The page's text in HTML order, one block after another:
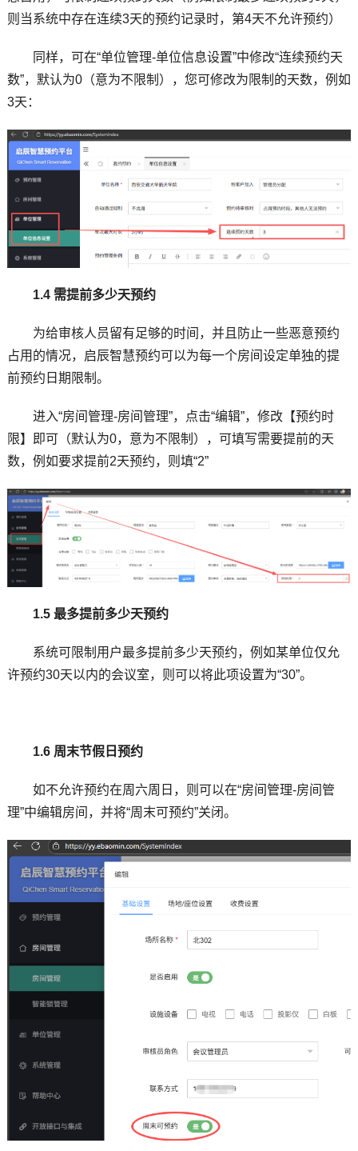
则当系统中存在连续3天的预约记录时，第4天不允许预约）
同样，可在“单位管理-单位信息设置”中修改“连续预约天
数”，默认为0（意为不限制），您可修改为限制的天数，例如
3天：
1.4 需提前多少天预约
为给审核人员留有足够的时间，并且防止一些恶意预约
占用的情况，启辰智慧预约可以为每一个房间设定单独的提
前预约日期限制。
进入“房间管理-房间管理”，点击“编辑”，修改【预约时
限】即可（默认为0，意为不限制），可填写需要提前的天
数，例如要求提前2天预约，则填“2”
1.5 最多提前多少天预约
系统可限制用户最多提前多少天预约，例如某单位仅允
许预约30天以内的会议室，则可以将此项设置为“30”。
1.6 周末节假日预约
如不允许预约在周六周日，则可以在“房间管理-房间管
理”中编辑房间，并将“周末可预约”关闭。